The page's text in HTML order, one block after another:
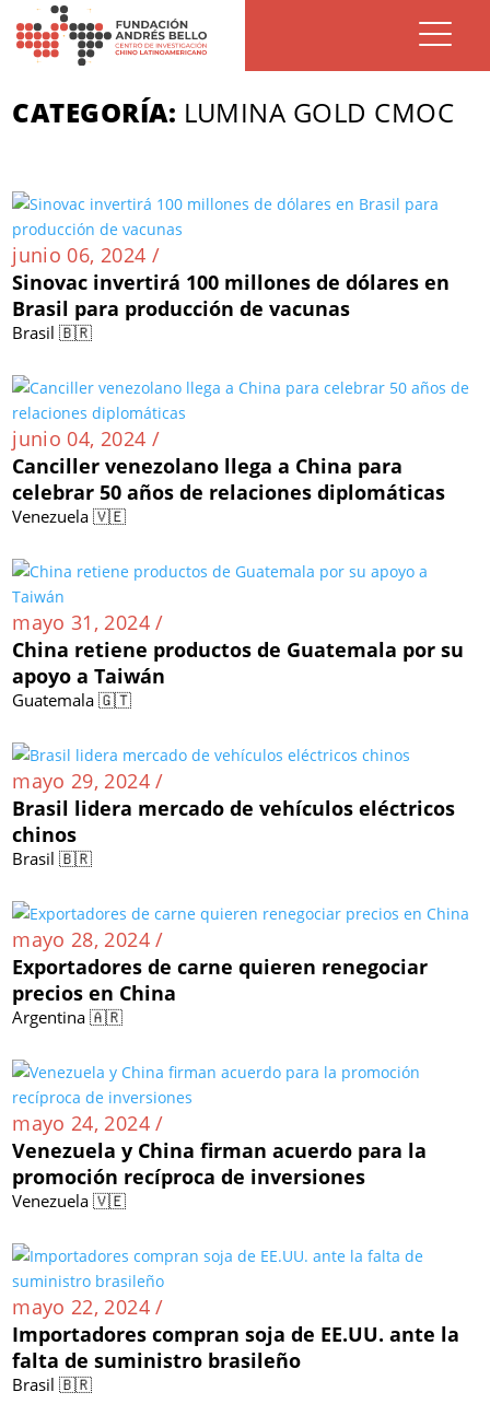
CATEGORÍA: LUMINA GOLD CMOC
junio 06, 2024 /
Sinovac invertirá 100 millones de dólares en
Brasil para producción de vacunas
Brasil 🇧🇷
junio 04, 2024 /
Canciller venezolano llega a China para
celebrar 50 años de relaciones diplomáticas
Venezuela 🇻🇪
mayo 31, 2024 /
China retiene productos de Guatemala por su
apoyo a Taiwán
Guatemala 🇬🇹
mayo 29, 2024 /
Brasil lidera mercado de vehículos eléctricos
chinos
Brasil 🇧🇷
mayo 28, 2024 /
Exportadores de carne quieren renegociar
precios en China
Argentina 🇦🇷
mayo 24, 2024 /
Venezuela y China firman acuerdo para la
promoción recíproca de inversiones
Venezuela 🇻🇪
mayo 22, 2024 /
Importadores compran soja de EE.UU. ante la
falta de suministro brasileño
Brasil 🇧🇷